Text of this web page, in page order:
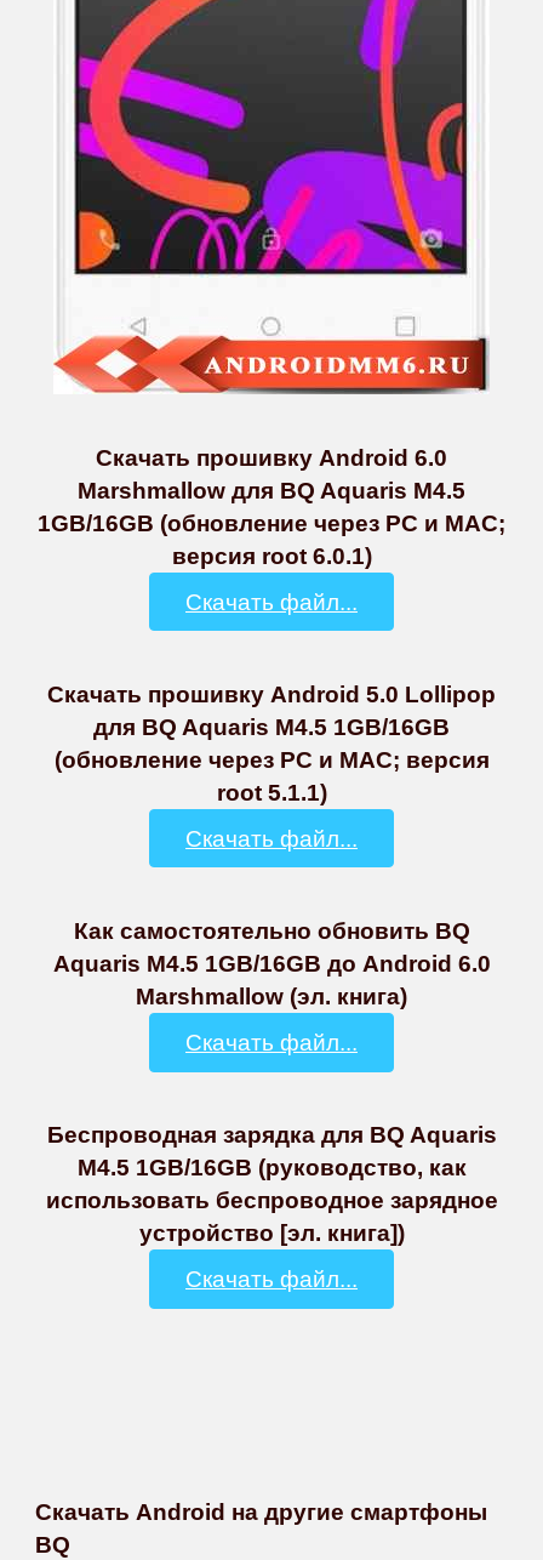
Скачать прошивку Android 6.0
Marshmallow для BQ Aquaris M4.5
1GB/16GB (обновление через PC и MAC;
версия root 6.0.1)
Скачать файл...
Скачать прошивку Android 5.0 Lollipop
для BQ Aquaris M4.5 1GB/16GB
(обновление через PC и MAC; версия
root 5.1.1)
Скачать файл...
Как самостоятельно обновить BQ
Aquaris M4.5 1GB/16GB до Android 6.0
Marshmallow (эл. книга)
Скачать файл...
Беспроводная зарядка для BQ Aquaris
M4.5 1GB/16GB (руководство, как
использовать беспроводное зарядное
устройство [эл. книга])
Скачать файл...
Скачать Android на другие смартфоны
BQ